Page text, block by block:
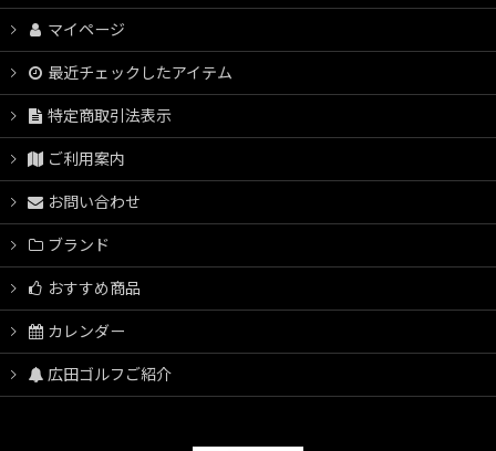
マイページ
最近チェックしたアイテム
特定商取引法表示
ご利用案内
お問い合わせ
ブランド
おすすめ商品
カレンダー
広田ゴルフご紹介